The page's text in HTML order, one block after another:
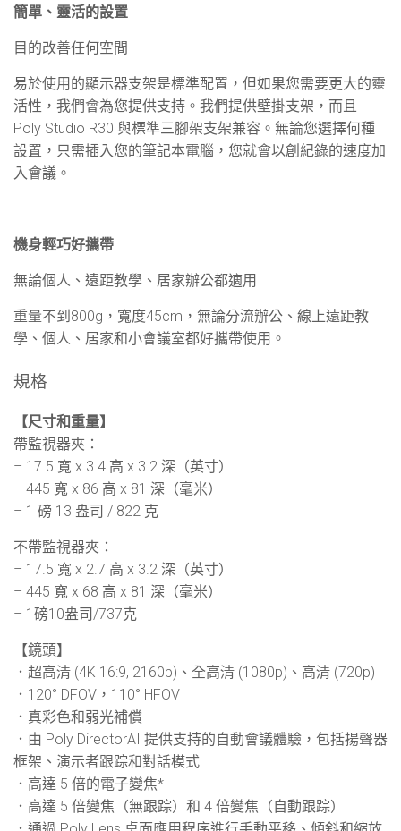
簡單、靈活的設置
目的改善任何空間
易於使用的顯示器支架是標準配置，但如果您需要更大的靈
活性，我們會為您提供支持。我們提供壁掛支架，而且
Poly Studio R30 與標準三腳架支架兼容。無論您選擇何種
設置，只需插入您的筆記本電腦，您就會以創紀錄的速度加
入會議。
機身輕巧好攜帶
無論個人、遠距教學、居家辦公都適用
重量不到 800g ，寬度45cm ，無論分流辦公、線上遠距教
學、個人、居家和小會議室都好攜帶使用。
規格
【尺寸和重量】
帶監視器夾：
– 17.5 寬 x 3.4 高 x 3.2 深（英寸）
– 445 寬 x 86 高 x 81 深（毫米）
– 1 磅 13 盎司 / 822 克
不帶監視器夾：
– 17.5 寬 x 2.7 高 x 3.2 深（英寸）
– 445 寬 x 68 高 x 81 深（毫米）
– 1磅10盎司/737克
【鏡頭】
．超高清 (4K 16:9, 2160p)、全高清 (1080p)、高清 (720p)
．120° DFOV，110° HFOV
．真彩色和弱光補償
．由 Poly DirectorAI 提供支持的自動會議體驗，包括揚聲器
框架、演示者跟踪和對話模式
．高達 5 倍的電子變焦*
．高達 5 倍變焦（無跟踪）和 4 倍變焦（自動跟踪）